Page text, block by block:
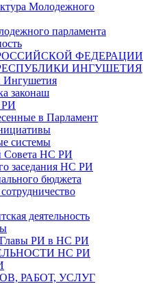
Молодежного
парламента
ФЕДЕРАЦИИ
ИНГУШЕТИЯ
Ингушетия
законаш
РИ
в Парламент
системы
Совета НС РИ
заседания НС РИ
бюджета
деятельность
Главы РИ в НС РИ
НС РИ
РАБОТ, УСЛУГ